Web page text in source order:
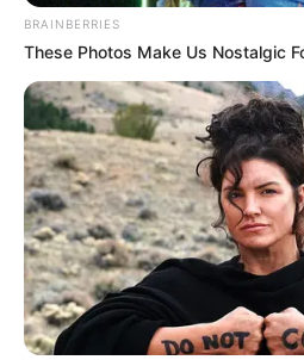
Frente
Na frente, escreva o
melhor, da lembrança. O
BRAINBERRIES
These Photos Make Us Nostalgic